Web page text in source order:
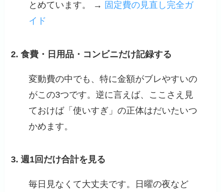
とめています。 → 固定費の見直し完全ガ
イド
2. 食費・日用品・コンビニだけ記録する
変動費の中でも、特に金額がブレやすいの
がこの3つです。逆に言えば、ここさえ見
ておけば「使いすぎ」の正体はだいたいつ
かめます。
3. 週1回だけ合計を見る
毎日見なくて大丈夫です。日曜の夜など